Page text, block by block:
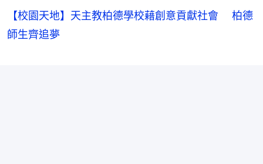
【校園天地】天主教柏德學校藉創意貢獻社會 柏德
師生齊追夢